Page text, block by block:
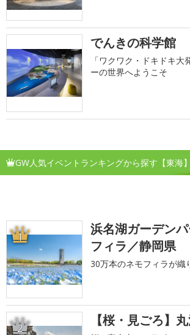
でんきの科学館
「ワクワク・ドキドキ大
ーの世界へようこそ
GW人気イベントランキングから探す【東海】
1
浜名湖ガーデン
フィラ／静岡県
30万本のネモフィラが織
2 【桜・見ごろ】